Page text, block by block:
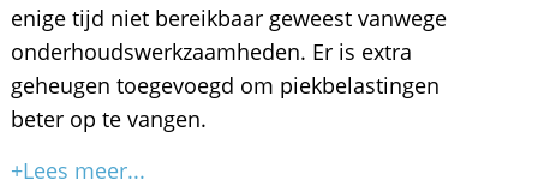
enige tijd niet bereikbaar geweest vanwege
onderhoudswerkzaamheden. Er is extra
geheugen toegevoegd om piekbelastingen
beter op te vangen.
+Lees meer...